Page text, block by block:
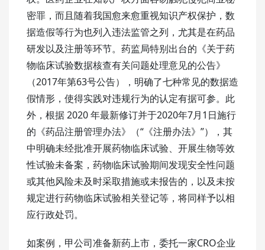
密罪，而且随着我国愈来愈重视知识产权保护，数
据造假等行为也列入违法监管之列，尤其是在药品
研发以及注册等环节。药监局特别出台的《关于药
物临床试验数据核查有关问题处理意见的公告》
（2017年第63号公告），明确了七种常见的数据造
假情形，使得实践对违规行为的认定有据可参。此
外，根据 2020 年最新修订并于2020年7月1日施行
的《药品注册管理办法》（“《注册办法》”），其
中明确未经批准开展药物临床试验、开展生物等效
性试验未备案，药物临床试验期间发现安全性问题
或其他风险未及时采取措施或未报告的，以及未按
规定进行药物临床试验相关登记等，将同样予以相
应行政处罚。
如案例，甲公司准备新药上市，委托一家CRO企业